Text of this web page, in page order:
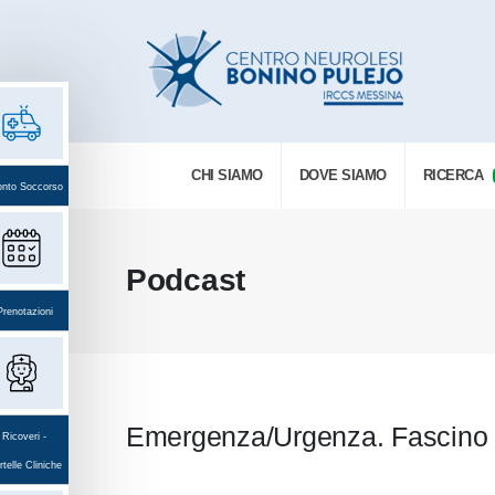
CHI SIAMO DOVE SIAMO RICERCA
Soccorso
Ricoveri -
Cliniche
Podcast
Emergenza/Urgenza.